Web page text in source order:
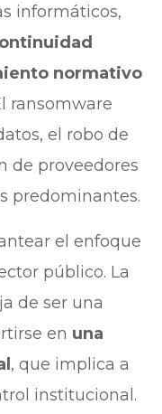
informáticos,
normativo
ransomware
el robo de
de proveedores
predominantes.
el enfoque
público. La
de ser una
en una
, que implica a
institucional.